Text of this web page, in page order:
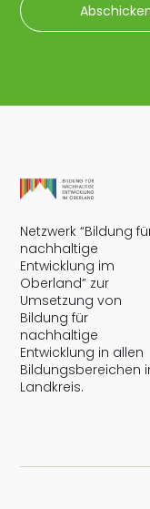
Netzwerk “Bildung
nachhaltige
Entwicklung im
Oberland” zur
Umsetzung von
Bildung für
nachhaltige
Entwicklung in allen
Bildungsbereichen
Landkreis.